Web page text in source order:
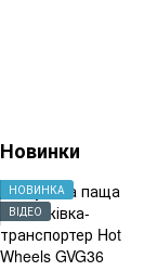
Новинки
НОВИНКА
ВІДЕО